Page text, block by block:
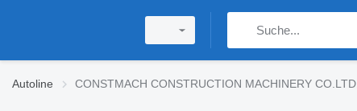
Autoline CONSTMACH CONSTRUCTION MACHINERY CO.LTD.